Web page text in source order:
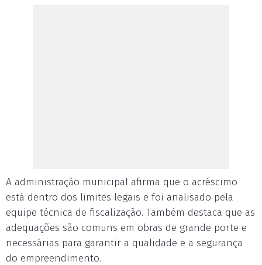
A administração municipal afirma que o acréscimo
está dentro dos limites legais e foi analisado pela
equipe técnica de fiscalização. Também destaca que as
adequações são comuns em obras de grande porte e
necessárias para garantir a qualidade e a segurança
do empreendimento.